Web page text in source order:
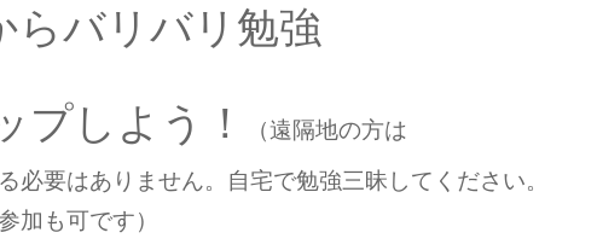
らバリバリ勉強
プしよう！
（遠隔地の方は
必要はありません。自宅で勉強三昧してください。
加も可です）